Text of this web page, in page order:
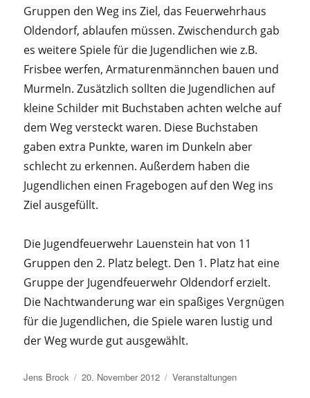
Gruppen den Weg ins Ziel, das Feuerwehrhaus
Oldendorf, ablaufen müssen. Zwischendurch gab
es weitere Spiele für die Jugendlichen wie z.B.
Frisbee werfen, Armaturenmännchen bauen und
Murmeln. Zusätzlich sollten die Jugendlichen auf
kleine Schilder mit Buchstaben achten welche auf
dem Weg versteckt waren. Diese Buchstaben
gaben extra Punkte, waren im Dunkeln aber
schlecht zu erkennen. Außerdem haben die
Jugendlichen einen Fragebogen auf den Weg ins
Ziel ausgefüllt.
Die Jugendfeuerwehr Lauenstein hat von 11
Gruppen den 2. Platz belegt. Den 1. Platz hat eine
Gruppe der Jugendfeuerwehr Oldendorf erzielt.
Die Nachtwanderung war ein spaßiges Vergnügen
für die Jugendlichen, die Spiele waren lustig und
der Weg wurde gut ausgewählt.
Autor
Jens Brock
Veröffentlicht
20. November 2012 Kategorien
Veranstaltungen